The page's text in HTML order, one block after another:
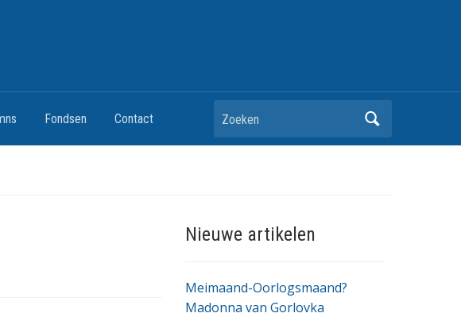
Fondsen Contact Zoeken
Nieuwe artikelen
Meimaand-Oorlogsmaand?
Madonna van Gorlovka